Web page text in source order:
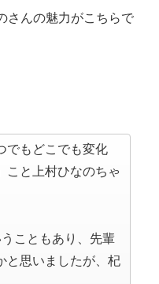
さんの魅力がこちらで
でもどこでも変化
と上村ひなのちゃ
こともあり、先輩
と思いましたが、杞